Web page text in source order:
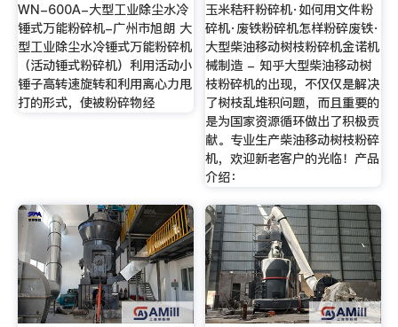
WN-600A-大型工业除尘水冷
锤式万能粉碎机-广州市旭朗 大
型工业除尘水冷锤式万能粉碎机
（活动锤式粉碎机）利用活动小
锤子高转速旋转和利用离心力甩
打的形式，使被粉碎物经
玉米秸秆粉碎机·如何用文件粉
碎机·废铁粉碎机怎样粉碎废铁·
大型柴油移动树枝粉碎机金诺机
械制造 - 知乎大型柴油移动树
枝粉碎机的出现，不仅仅是解决
了树枝乱堆积问题，而且重要的
是为国家资源循环做出了积极贡
献。专业生产柴油移动树枝粉碎
机，欢迎新老客户的光临！产品
介绍：